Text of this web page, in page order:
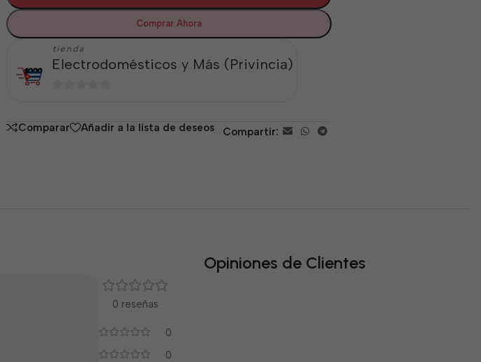
Comprar Ahora
tienda
Electrodomésticos y Más (Privincia)
5
Comparar Añadir a la lista de deseos Compartir:
Opiniones de Clientes
0 reseñas
0
0